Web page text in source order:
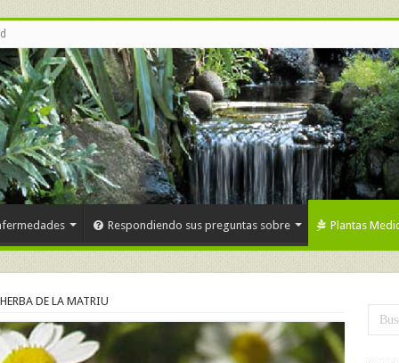
Respondiendo sus preguntas sobre Plantas
HERBA DE LA MATRIU